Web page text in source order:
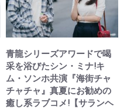
青龍シリーズアワードで喝
采を浴びたシン・ミナ!キ
ム・ソンホ共演『海街チャ
チャチャ』真夏にお勧めの
癒し系ラブコメ!【サランヘ